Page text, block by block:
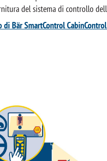
del sistema di controllo
Bär SmartControl